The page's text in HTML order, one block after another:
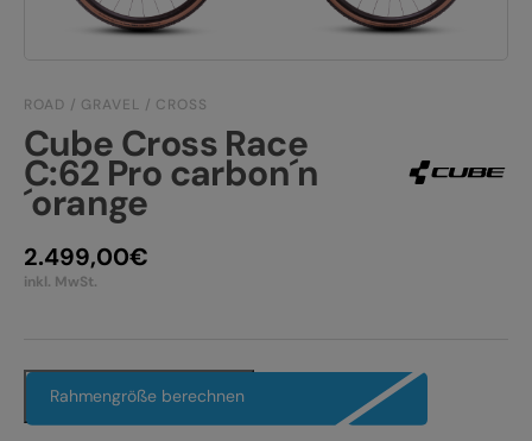
E-BIKE FULLY
E-BIKE TOUR
Alle entdecken
PRODUKTRÜCKRUFE
ROAD / GRAVEL / CROSS
Cube Cross Race
C:62 Pro carbon´n
´orange
2.499,00€
inkl. MwSt.
Rahmengröße berechnen